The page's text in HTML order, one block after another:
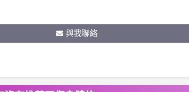
與我聯絡